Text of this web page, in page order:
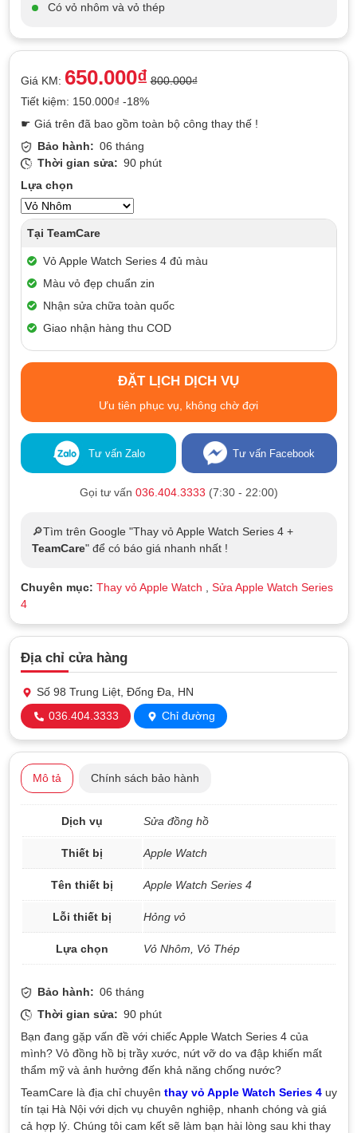
Có vỏ nhôm và vỏ thép
Giá KM: 650.000₫ 800.000₫
Tiết kiệm: 150.000₫ -18%
☛ Giá trên đã bao gồm toàn bộ công thay thế !
Bảo hành: 06 tháng
Thời gian sửa: 90 phút
Lựa chọn
Tại TeamCare
Vỏ Apple Watch Series 4 đủ màu
Màu vỏ đẹp chuẩn zin
Nhận sửa chữa toàn quốc
Giao nhận hàng thu COD
ĐẶT LỊCH DỊCH VỤ
Ưu tiên phục vụ, không chờ đợi
Tư vấn Zalo Tư vấn Facebook
Gọi tư vấn 036.404.3333 (7:30 - 22:00)
🔎Tìm trên Google "Thay vỏ Apple Watch Series 4 +
TeamCare" để có báo giá nhanh nhất !
Chuyên mục: Thay vỏ Apple Watch
Sửa Apple Watch Series
4
Địa chỉ cửa hàng
Số 98 Trung Liệt, Đống Đa, HN
036.404.3333
Chỉ đường
Mô tả Chính sách bảo hành
Dịch vụ Sửa đồng hồ
Thiết bị Apple Watch
Tên thiết bị Apple Watch Series 4
Lỗi thiết bị Hỏng vỏ
Lựa chọn Vỏ Nhôm, Vỏ Thép
Bảo hành: 06 tháng
Thời gian sửa: 90 phút
Bạn đang gặp vấn đề với chiếc Apple Watch Series 4 của
mình? Vỏ đồng hồ bị trầy xước, nứt vỡ do va đập khiến mất
thẩm mỹ và ảnh hưởng đến khả năng chống nước?
TeamCare là địa chỉ chuyên thay vỏ Apple Watch Series 4uy
tín tại Hà Nội với dịch vụ chuyên nghiệp, nhanh chóng và giá
cả hợp lý. Chúng tôi cam kết sẽ làm bạn hài lòng sau khi thay